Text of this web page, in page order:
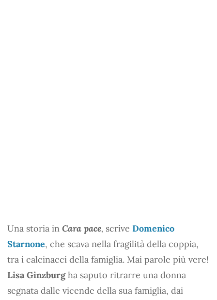
Una storia in Cara pace, scrive Domenico
Starnone, che scava nella fragilità della coppia,
tra i calcinacci della famiglia. Mai parole più vere!
Lisa Ginzburgha saputo ritrarre una donna
segnata dalle vicende della sua famiglia, dai